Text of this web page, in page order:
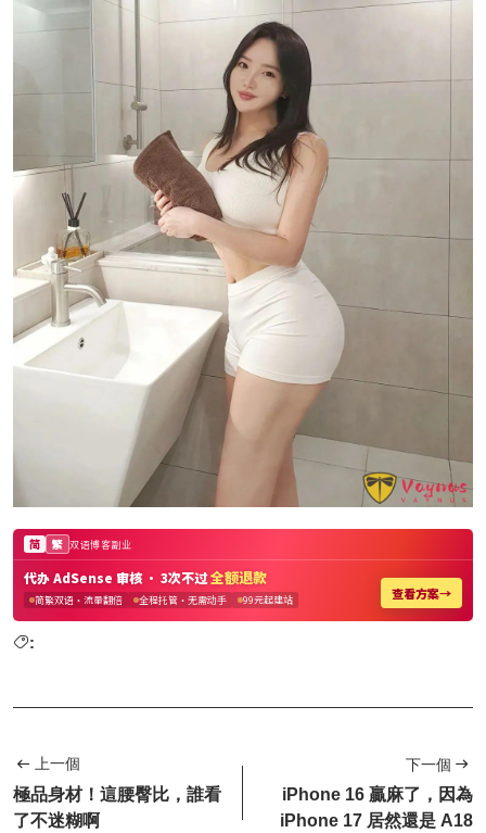
:
上一個
極品身材！這腰臀比，誰看
了不迷糊啊
下一個
iPhone 16 贏麻了，因為
iPhone 17 居然還是 A18